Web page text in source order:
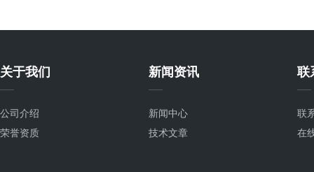
关于我们
公司介绍
荣誉资质
新闻资讯
新闻中心
技术文章
联
联
在